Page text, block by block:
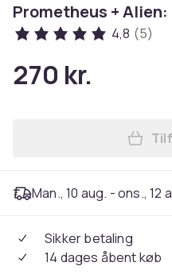
Prometheus +
4,8 (5)
270 kr.
Man., 10 aug. - ons., 12
Sikker betaling
14 dages åbent køb